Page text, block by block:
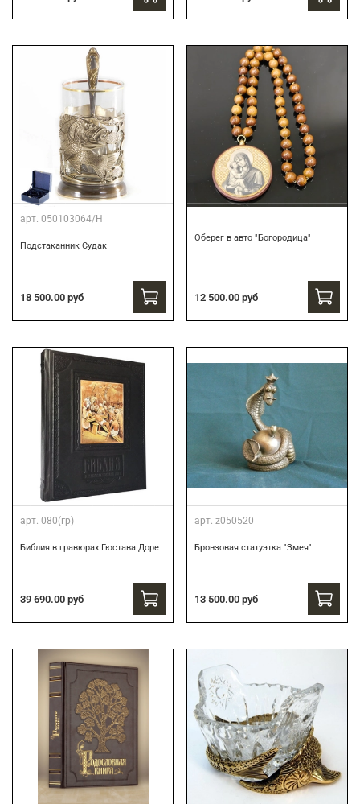
арт. 050103064/Н
Подстаканник Судак
18 500.00 руб
Оберег в авто "Богородица"
12 500.00 руб
арт. 080(гр)
Библия в гравюрах Гюстава Доре
39 690.00 руб
арт. z050520
Бронзовая статуэтка "Змея"
13 500.00 руб